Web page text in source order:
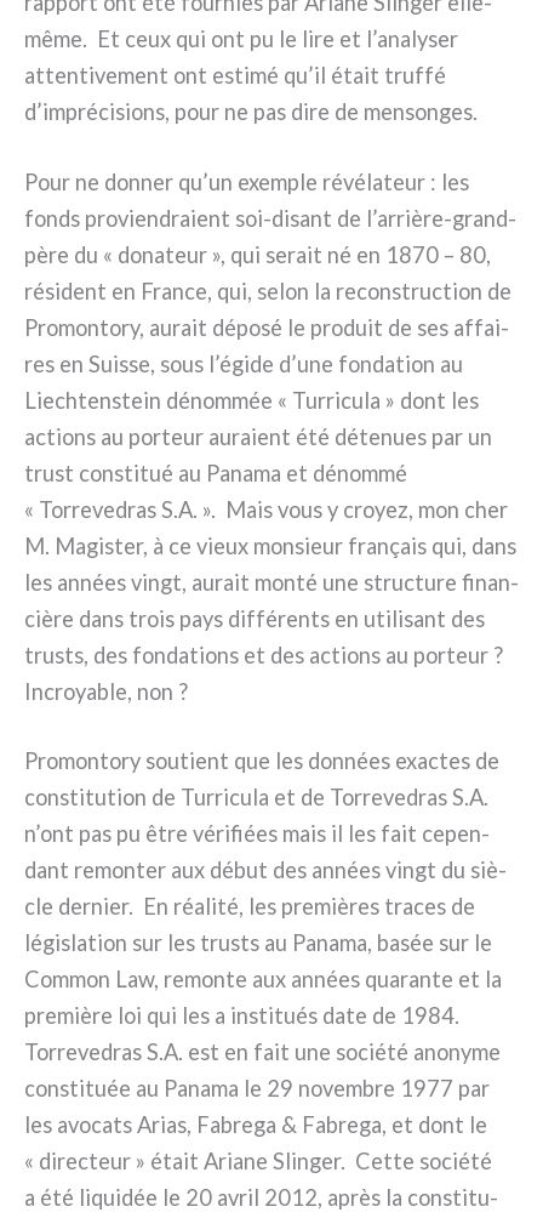
même. Et ceux qui ont pu le lire et l’analyser
atten­ti­ve­ment ont esti­mé qu’il était truf­fé
d’imprécisions, pour ne pas dire de men­son­ges.
Pour ne don­ner qu’un exem­ple révé­la­teur : les
fonds pro­vien­dra­ient soi-disant de l’arrière-grand-
père du « dona­teur », qui serait né en 1870 – 80,
rési­dent en France, qui, selon la recon­struc­tion de
Promontory, aurait dépo­sé le pro­duit de ses affai­
res en Suisse, sous l’égide d’une fon­da­tion au
Liechtenstein dénom­mée « Turricula » dont les
actions au por­teur aura­ient été déte­nues par un
tru­st con­sti­tué au Panama et dénom­mé
« Torrevedras S.A. ». Mais vous y croyez, mon cher
M. Magister, à ce vieux mon­sieur fra­nçais qui, dans
les années vingt, aurait mon­té une struc­tu­re finan­
ciè­re dans trois pays dif­fé­ren­ts en uti­li­sant des
trusts, des fon­da­tions et des actions au por­teur ?
Incroyable, non ?
Promontory sou­tient que les don­nées exac­tes de
con­sti­tu­tion de Turricula et de Torrevedras S.A.
n’ont pas pu être véri­fiées mais il les fait cepen­
dant remon­ter aux début des années vingt du siè­
cle der­nier. En réa­li­té, les pre­miè­res tra­ces de
légi­sla­tion sur les trusts au Panama, basée sur le
Common Law, remon­te aux années qua­ran­te et la
pre­miè­re loi qui les a insti­tués date de 1984.
Torrevedras S.A. est en fait une socié­té ano­ny­me
con­sti­tuée au Panama le 29 novem­bre 1977 par
les avo­ca­ts Arias, Fabrega & Fabrega, et dont le
« direc­teur » était Ariane Slinger. Cette socié­té
a été liqui­dée le 20 avril 2012, après la con­sti­tu­